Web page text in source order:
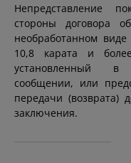
Непредставление
стороны договора
необработанном
10,8 карата и
установленный в
сообщении, или
передачи (возврата)
заключения.